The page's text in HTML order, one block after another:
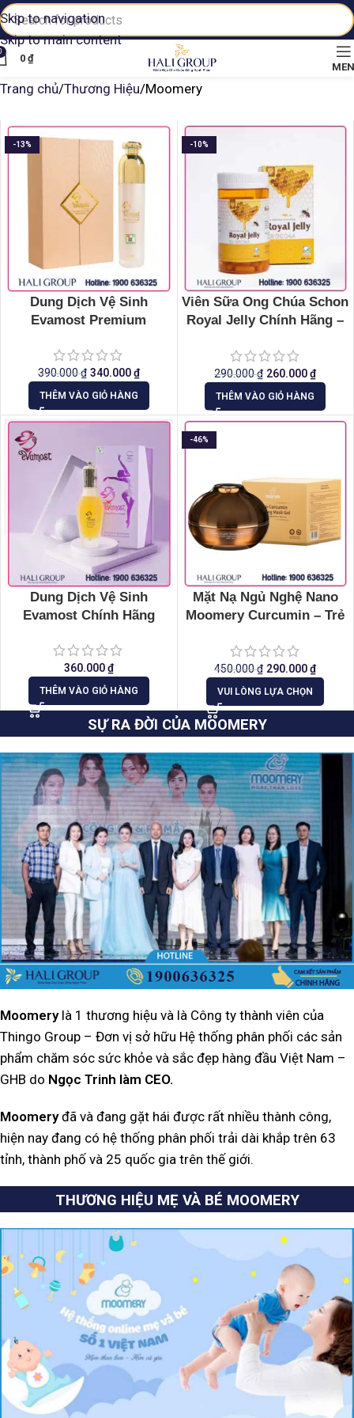
Skip to navigation
Skip to main content
0 ₫
Trang chủ Thương Hiệu Moomery
-13%
Dung Dịch Vệ Sinh
Evamost Premium
390.000₫ 340.000₫
THÊM VÀO GIỎ HÀNG
-10%
Viên Sữa Ong Chúa Schon
Royal Jelly Chính Hãng –
290.000₫ 260.000₫
THÊM VÀO GIỎ HÀNG
Dung Dịch Vệ Sinh
Evamost Chính Hãng
360.000₫
THÊM VÀO GIỎ HÀNG
-46%
Mặt Nạ Ngủ Nghệ Nano
Moomery Curcumin – Trẻ
450.000₫ 290.000₫
VUI LÒNG LỰA CHỌN
SỰ RA ĐỜI CỦA MOOMERY
Moomerylà 1 thương hiệu và là Công ty thành viên của
Thingo Group – Đơn vị sở hữu Hệ thống phân phối các sản
phẩm chăm sóc sức khỏe và sắc đẹp hàng đầu Việt Nam –
GHB do Ngọc Trinh làm CEO.
Moomeryđã và đang gặt hái được rất nhiều thành công,
hiện nay đang có hệ thống phân phối trải dài khắp trên 63
tỉnh, thành phố và 25 quốc gia trên thế giới.
THƯƠNG HIỆU MẸ VÀ BÉ MOOMERY